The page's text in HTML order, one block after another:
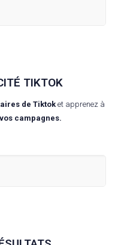
TIKTOK
de Tiktoket apprenez à
campagnes.